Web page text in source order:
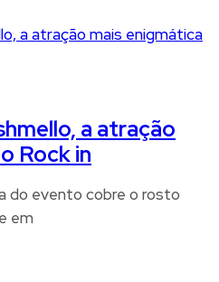
a atração
Rock in
do evento cobre o rosto
em